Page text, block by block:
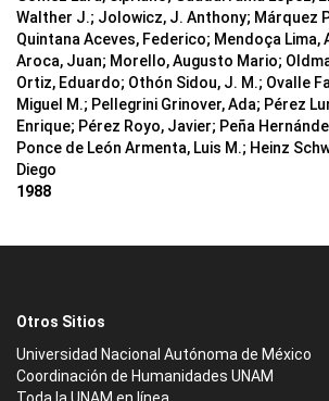
Walther J.; Jolowicz, J. Anthony; Márquez
Quintana Aceves, Federico; Mendoça
Aroca, Juan; Morello, Augusto Mario;
Ortiz, Eduardo; Othón Sidou, J. M.; Ovalle
Miguel M.; Pellegrini Grinover, Ada; Pérez
Enrique; Pérez Royo, Javier; Peña
Ponce de León Armenta, Luis M.; Heinz
Diego
1988
Otros Sitios
Universidad Nacional Autónoma de México
Coordinación de Humanidades UNAM